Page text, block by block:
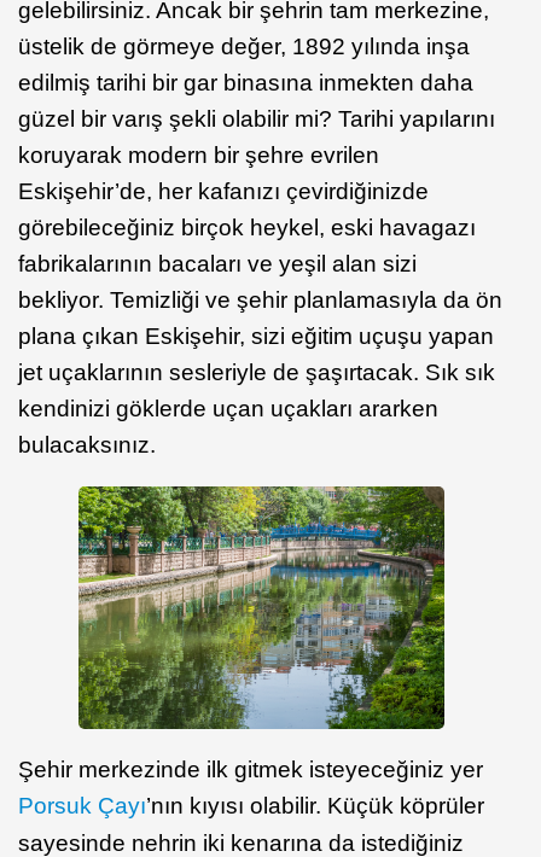
gelebilirsiniz. Ancak bir şehrin tam merkezine,
üstelik de görmeye değer, 1892 yılında inşa
edilmiş tarihi bir gar binasına inmekten daha
güzel bir varış şekli olabilir mi? Tarihi yapılarını
koruyarak modern bir şehre evrilen
Eskişehir’de, her kafanızı çevirdiğinizde
görebileceğiniz birçok heykel, eski havagazı
fabrikalarının bacaları ve yeşil alan sizi
bekliyor. Temizliği ve şehir planlamasıyla da ön
plana çıkan Eskişehir, sizi eğitim uçuşu yapan
jet uçaklarının sesleriyle de şaşırtacak. Sık sık
kendinizi göklerde uçan uçakları ararken
bulacaksınız.
Şehir merkezinde ilk gitmek isteyeceğiniz yer
Porsuk Çayı’nın kıyısı olabilir. Küçük köprüler
sayesinde nehrin iki kenarına da istediğiniz